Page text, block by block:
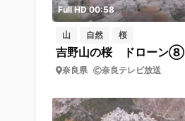
Full HD 00:58
山 自然 桜
吉野山の桜 ドローン⑧
奈良県 奈良テレビ放送